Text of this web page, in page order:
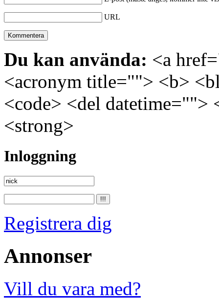
URL
Du kan använda: <a
<acronym title=""> <b>
<code> <del
<strong>
Inloggning
Registrera dig
Annonser
Vill du vara med?